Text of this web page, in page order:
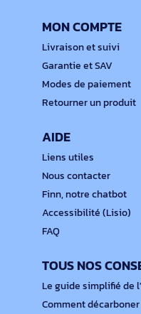
MON COMPTE
Livraison et suivi
Garantie et SAV
Modes de paiement
Retourner un produit
AIDE
Liens utiles
Nous contacter
Finn, notre chatbot
Accessibilité (Lisio)
FAQ
TOUS NOS
Le guide simplifié de
Comment